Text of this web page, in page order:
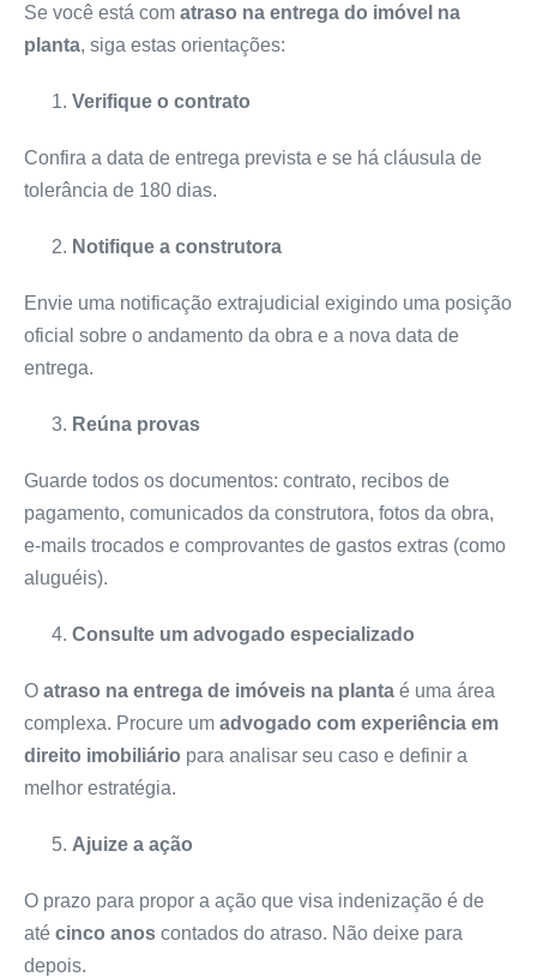
Se você está com atraso na entrega do imóvel na
planta, siga estas orientações:
Verifique o contrato
Confira a data de entrega prevista e se há cláusula de
tolerância de 180 dias.
Notifique a construtora
Envie uma notificação extrajudicial exigindo uma posição
oficial sobre o andamento da obra e a nova data de
entrega.
Reúna provas
Guarde todos os documentos: contrato, recibos de
pagamento, comunicados da construtora, fotos da obra,
e-mails trocados e comprovantes de gastos extras (como
aluguéis).
Consulte um advogado especializado
O atraso na entrega de imóveis na planta é uma área
complexa. Procure um advogado com experiência em
direito imobiliário para analisar seu caso e definir a
melhor estratégia.
Ajuize a ação
O prazo para propor a ação que visa indenização é de
até cinco anos contados do atraso. Não deixe para
depois.